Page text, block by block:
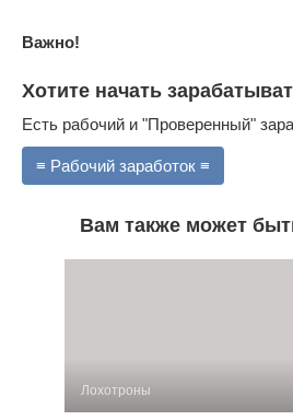
Важно!
Хотите начать
Есть рабочий и "Проверенный"
≡ Рабочий заработок ≡
Вам также может
Лохотроны